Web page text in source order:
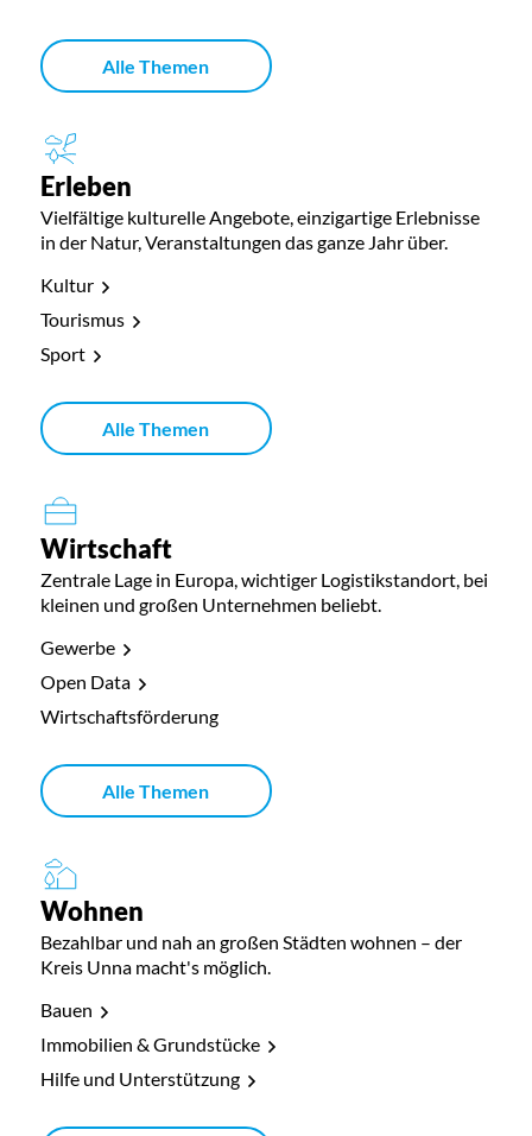
Alle Themen
Erleben
Vielfältige kulturelle Angebote, einzigartige Erlebnisse
in der Natur, Veranstaltungen das ganze Jahr über.
Kultur
Tourismus
Sport
Alle Themen
Wirtschaft
Zentrale Lage in Europa, wichtiger Logistikstandort, bei
kleinen und großen Unternehmen beliebt.
Gewerbe
Open Data
Wirtschaftsförderung
Alle Themen
Wohnen
Bezahlbar und nah an großen Städten wohnen – der
Kreis Unna macht's möglich.
Bauen
Immobilien & Grundstücke
Hilfe und Unterstützung